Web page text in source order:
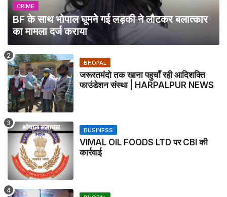
CRIME
BF के साथ भोपाल घूमने गई लड़की ने लौटकर बलात्कार
का मामला दर्ज कराया
BHOPAL
जरूरतमंदो तक खाना पहुचाँ रही आदिशक्ति
फाउंडेशन संस्था | HARPALPUR NEWS
BUSINESS
VIMAL OIL FOODS LTD पर CBI की
कार्रवाई